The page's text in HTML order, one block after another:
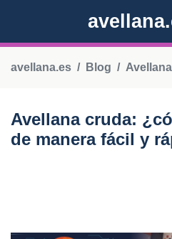
avellana.es Blog
Avellana cruda:
de manera fácil y